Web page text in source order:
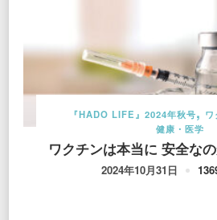
『HADO LIFE』2024年秋号 ワ
健康・医学
ワクチンは本当に 安全な
2024年10月31日